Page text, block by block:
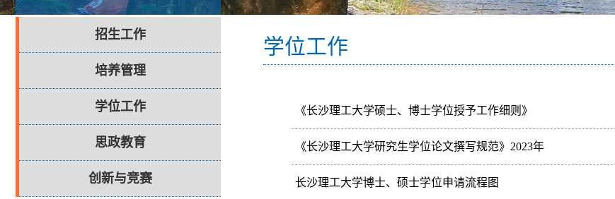
招生工作
培养管理
学位工作
思政教育
创新与竞赛
学位工作
《长沙理工大学硕士、博士学位授予工作细则》
关于印发修订后的《长沙理工大学硕士、博士学位授予工作细则》的通知
《长沙理工大学研究生学位论文撰写规范》2023年
关于印发《长沙理工大学研究生学位论文撰写规范》的通知
长沙理工大学博士、硕士学位申请流程图